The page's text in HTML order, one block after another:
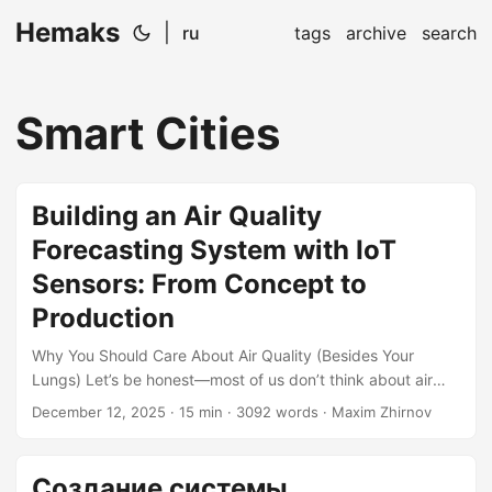
Hemaks ru tags archive search
Smart Cities
Building an Air Quality
Forecasting System with IoT
Sensors: From Concept to
Production
Why You Should Care About Air Quality (Besides Your
Lungs) Let’s be honest—most of us don’t think about air
quality unless we’re coughing our way through a
it for policy decisions, city planners need it for urban
December 12, 2025 · 15 min · 3092 words · Maxim Zhirnov